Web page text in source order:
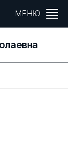
МЕНЮ